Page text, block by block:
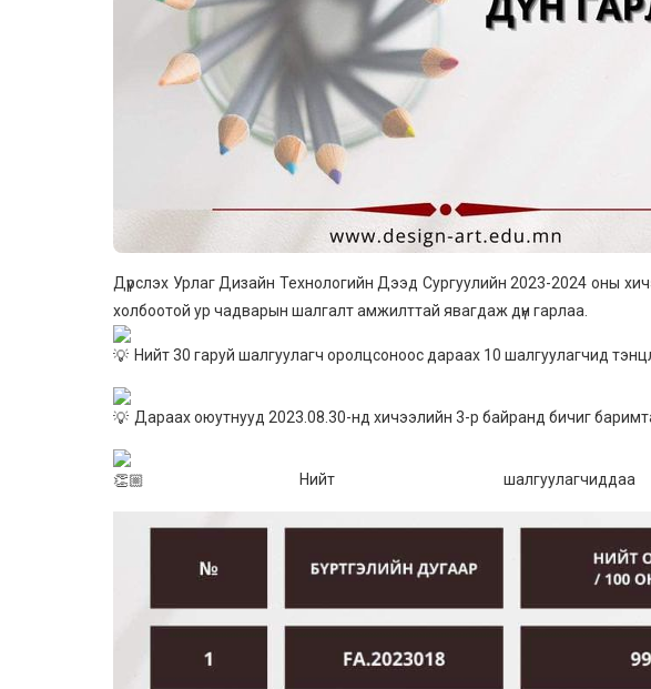
Дүрслэх Урлаг Дизайн Технологийн Дээд Сургуулийн 2023-2024 оны
холбоотой ур чадварын шалгалт амжилттай явагдаж дүн гарлаа.
Нийт 30 гаруй шалгуулагч оролцсоноос дараах 10 шалгуулагчид
Дараах оюутнууд 2023.08.30-нд хичээлийн 3-р байранд бичиг
Нийт